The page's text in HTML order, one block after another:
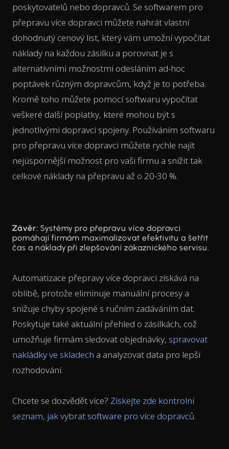
poskytovatelů nebo dopravců. Se softwarem pro
přepravu více dopravci můžete nahrát vlastní
dohodnutý cenový list, který vám umožní vypočítat
náklady na každou zásilku a porovnat je s
alternativními možnostmi odesláním ad-hoc
poptávek různým dopravcům, když je to potřeba.
Kromě toho můžete pomocí softwaru vypočítat
veškeré další poplatky, které mohou být s
jednotlivými dopravci spojeny. Používáním softwaru
pro přepravu více dopravci můžete rychle najít
nejúspornější možnost pro vaši firmu a snížit tak
celkové náklady na přepravu až o 20-30 %.
Závěr: Systémy pro přepravu více dopravci
pomáhají firmám maximalizovat efektivitu a šetřit
čas a náklady při zlepšování zákaznického servisu.
Automatizace přepravy více dopravci získává na
oblibě, protože eliminuje manuální procesy a
snižuje chyby spojené s ručním zadáváním dat.
Poskytuje také aktuální přehled o zásilkách, což
umožňuje firmám sledovat objednávky, spravovat
nakládky ve skladech a analyzovat data pro lepší
rozhodování.
Chcete se dozvědět více? Získejte zde kontrolní
seznam, jak vybrat software pro více dopravců.